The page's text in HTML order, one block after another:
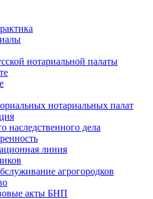
нотариальной палаты
нотариальных палат
наследственного дела
линия
агрогородков
акты БНП